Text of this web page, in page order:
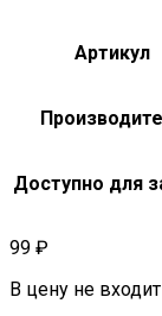
Артикул
Доступно для
99 ₽
В цену не